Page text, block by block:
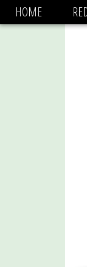
async='async'
HOME